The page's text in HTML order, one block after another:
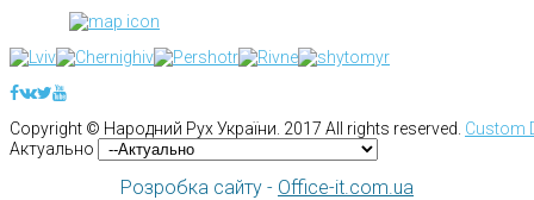
Copyright © Народний Рух України. 2017 All rights reserved. Custom
Актуально
Розробка сайту - Office-it.com.ua